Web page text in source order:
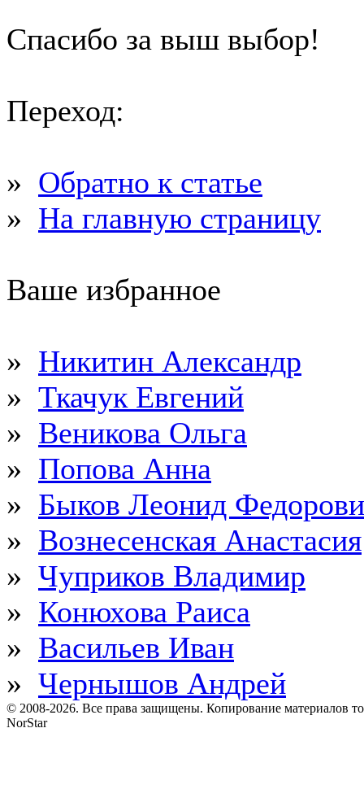
Спасибо за выш выбор!
Переход:
» Обратно к статье
» На главную страницу
Ваше избранное
» Никитин Александр
» Ткачук Евгений
» Веникова Ольга
» Попова Анна
» Быков Леонид
» Вознесенская Анастасия
» Чуприков Владимир
» Конюхова Раиса
» Васильев Иван
» Чернышов Андрей
© 2008-2026. Все права защищены. Копирование материалов
NorStar